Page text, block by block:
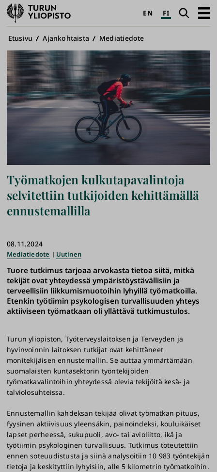
Turun
yliopisto
EN FI Haku
Avaa
Murupolku
Etusivu Ajankohtaista Mediatiedote
Työmatkojen kulkutapavalintoja
selvitettiin tutkijoiden kehittämällä
ennustemallilla
08.11.2024
Mediatiedote Uutinen
Tuore tutkimus tarjoaa arvokasta tietoa siitä, mitkä
tekijät ovat yhteydessä ympäristöystävällisiin ja
terveellisiin liikkumismuotoihin lyhyillä työmatkoilla.
Etenkin työtiimin psykologisen turvallisuuden yhteys
aktiiviseen työmatkaan oli yllättävä tutkimustulos.
Turun yliopiston, Työterveyslaitoksen ja Terveyden ja
hyvinvoinnin laitoksen tutkijat ovat kehittäneet
monitekijäisen ennustemallin. Se auttaa ymmärtämään
suomalaisten kuntasektorin työntekijöiden
työmatkavalintoihin yhteydessä olevia tekijöitä kesä- ja
talviolosuhteissa.
Ennustemallin kahdeksan tekijää olivat työmatkan pituus,
fyysinen aktiivisuus yleensäkin, painoindeksi, kouluikäiset
lapset perheessä, sukupuoli, avo- tai avioliitto, ikä ja
työtiimin psykologinen turvallisuus. Tutkimus toteutettiin
ennen soteuudistusta ja siinä analysoitiin 10 983 työntekijän
tietoja ja keskityttiin lyhyisiin, alle 5 kilometrin työmatkoihin.